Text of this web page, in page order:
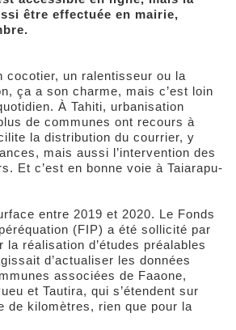
être effectuée en mairie,
cocotier, un ralentisseur ou la
ça a son charme, mais c’est loin
À Tahiti, urbanisation
de communes ont recours à
la distribution du courrier, y
mais aussi l’intervention des
Et c’est en bonne voie à Taiarapu-
entre 2019 et 2020. Le Fonds
(FIP) a été sollicité par
la réalisation d’études préalables
d’actualiser les données
associées de Faaone,
et Tautira, qui s’étendent sur
de kilomètres, rien que pour la